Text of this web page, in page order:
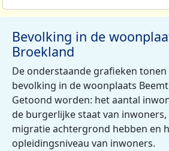
Bevolking in de
Broekland
De onderstaande grafieken
bevolking in de woonplaats
Getoond worden: het aantal
de burgerlijke staat van
migratie achtergrond hebben en
opleidingsniveau van inwoners.